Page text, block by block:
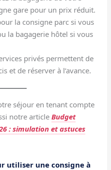
gare pour un prix réduit.
la consigne parc si vous
la bagagerie hôtel si vous
privés permettent de
et de réserver à l’avance.
séjour en tenant compte
notre articleBudget
: simulation et astuces
utiliser une consigne à